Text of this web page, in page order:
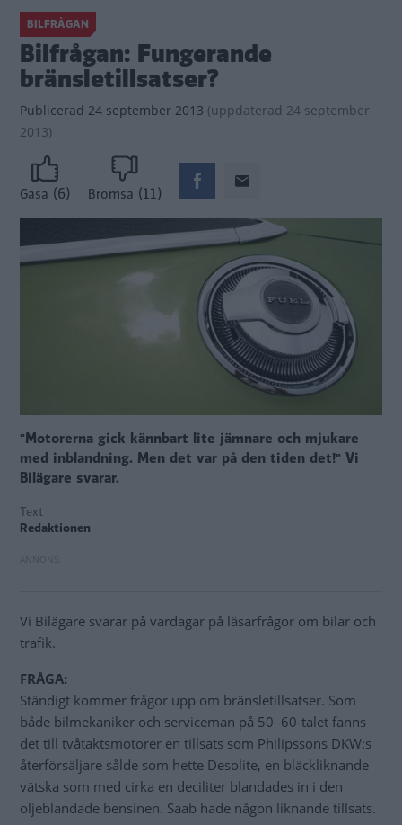
BILFRÅGAN
Bilfrågan: Fungerande
bränsletillsatser?
Publicerad 24 september 2013 (uppdaterad 24 september
2013)
Gasa (6) Bromsa (11)
"Motorerna gick kännbart lite jämnare och mjukare
med inblandning. Men det var på den tiden det!" Vi
Bilägare svarar.
Text
Redaktionen
Vi Bilägare svarar på vardagar på läsarfrågor om bilar och
trafik.
FRÅGA:
Ständigt kommer frågor upp om bränsletillsatser. Som
både bilmekaniker och serviceman på 50–60-talet fanns
det till tvåtaktsmotorer en tillsats som Philipssons DKW:s
återförsäljare sålde som hette Desolite, en bläckliknande
vätska som med cirka en deciliter blandades in i den
oljeblandade bensinen. Saab hade någon liknande tillsats.